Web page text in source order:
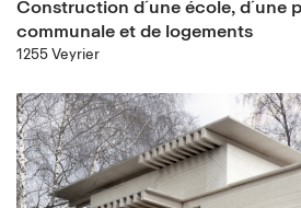
Construction d´une école, d´une
communale et de logements
1255 Veyrier